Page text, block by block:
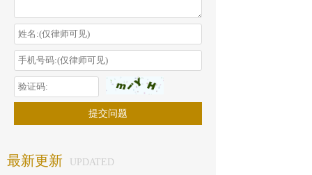
最新更新 UPDATED